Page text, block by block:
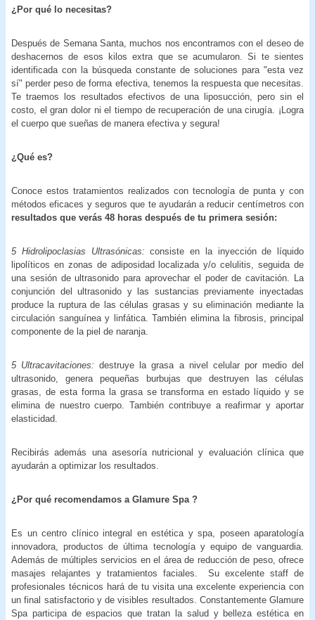
¿Por qué lo necesitas?
Después de Semana Santa, muchos nos encontramos con el deseo de
deshacernos de esos kilos extra que se acumularon. Si te sientes
identificada con la búsqueda constante de soluciones para "esta vez
sí" perder peso de forma efectiva, tenemos la respuesta que necesitas.
Te traemos los resultados efectivos de una liposucción, pero sin el
costo, el gran dolor ni el tiempo de recuperación de una cirugía. ¡Logra
el cuerpo que sueñas de manera efectiva y segura!
¿Qué es?
Conoce estos tratamientos realizados con tecnología de punta y con
métodos eficaces y seguros que te ayudarán a reducir centímetros con
resultados que verás 48 horas después de tu primera sesión:
5 Hidrolipoclasias Ultrasónicas: consiste en la inyección de líquido
lipolíticos en zonas de adiposidad localizada y/o celulitis, seguida de
una sesión de ultrasonido para aprovechar el poder de cavitación. La
conjunción del ultrasonido y las sustancias previamente inyectadas
produce la ruptura de las células grasas y su eliminación mediante la
circulación sanguínea y linfática. También elimina la fibrosis, principal
componente de la piel de naranja.
5 Ultracavitaciones: destruye la grasa a nivel celular por medio del
ultrasonido, genera pequeñas burbujas que destruyen las células
grasas, de esta forma la grasa se transforma en estado líquido y se
elimina de nuestro cuerpo. También contribuye a reafirmar y aportar
elasticidad.
Recibirás además una asesoría nutricional y evaluación clínica que
ayudarán a optimizar los resultados.
¿Por qué recomendamos a Glamure Spa ?
Es un centro clínico integral en estética y spa, poseen aparatología
innovadora, productos de última tecnología y equipo de vanguardia.
Además de múltiples servicios en el área de reducción de peso, ofrece
masajes relajantes y tratamientos faciales. Su excelente staff de
profesionales técnicos hará de tu visita una excelente experiencia con
un final satisfactorio y de visibles resultados. Constantemente Glamure
Spa participa de espacios que tratan la salud y belleza estética en